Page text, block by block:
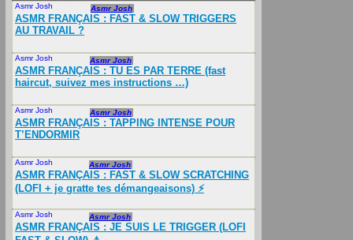
Asmr Josh Asmr Josh
ASMR FRANÇAIS : FAST & SLOW TRIGGERS
AU TRAVAIL ?
Asmr Josh Asmr Josh
ASMR FRANÇAIS : TU ES PAR TERRE (fast
haircut, suivez mes instructions …)
Asmr Josh Asmr Josh
ASMR FRANÇAIS : TAPPING INTENSE POUR
T’ENDORMIR
Asmr Josh Asmr Josh
ASMR FRANÇAIS : FAST & SLOW SCRATCHING
(LOFI + je gratte tes démangeaisons) ⚡️
Asmr Josh Asmr Josh
ASMR FRANÇAIS : JE SUIS LE TRIGGER (LOFI